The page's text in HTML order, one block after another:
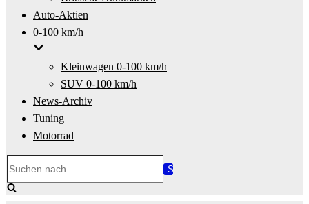
Auto-Aktien
0-100 km/h
Kleinwagen 0-100 km/h
SUV 0-100 km/h
News-Archiv
Tuning
Motorrad
nach …